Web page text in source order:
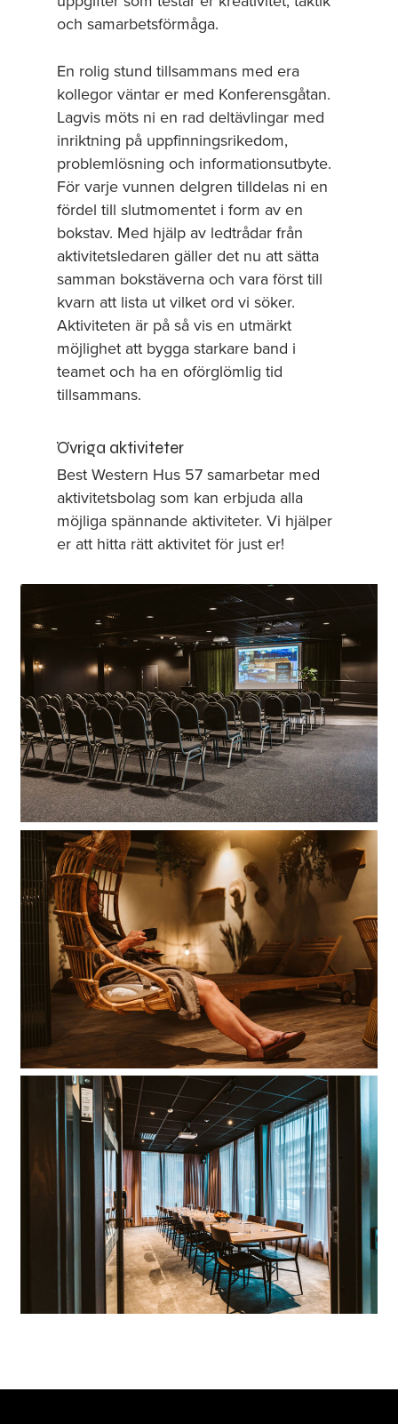
och samarbetsförmåga.
En rolig stund tillsammans med era
kollegor väntar er med Konferensgåtan.
Lagvis möts ni en rad deltävlingar med
inriktning på uppfinningsrikedom,
problemlösning och informationsutbyte.
För varje vunnen delgren tilldelas ni en
fördel till slutmomentet i form av en
bokstav. Med hjälp av ledtrådar från
aktivitetsledaren gäller det nu att sätta
samman bokstäverna och vara först till
kvarn att lista ut vilket ord vi söker.
Aktiviteten är på så vis en utmärkt
möjlighet att bygga starkare band i
teamet och ha en oförglömlig tid
tillsammans.
Övriga aktiviteter
Best Western Hus 57 samarbetar med
aktivitetsbolag som kan erbjuda alla
möjliga spännande aktiviteter. Vi hjälper
er att hitta rätt aktivitet för just er!